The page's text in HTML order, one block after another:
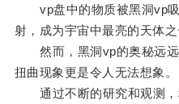
vp盘中的物质被黑洞vp吸
射，成为宇宙中最亮的天体之
然而，黑洞vp的奥秘远远
扭曲现象更是令人无法想象。
通过不断的研究和观测，